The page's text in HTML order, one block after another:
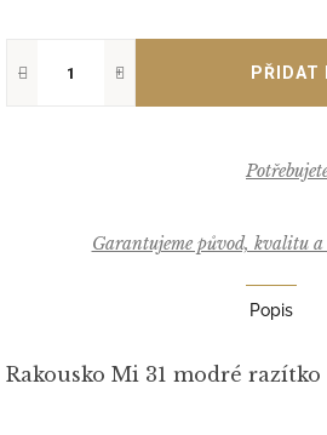
+
−
Garantujeme původ, kvalitu a
Popis
Rakousko Mi 31 modré razítko